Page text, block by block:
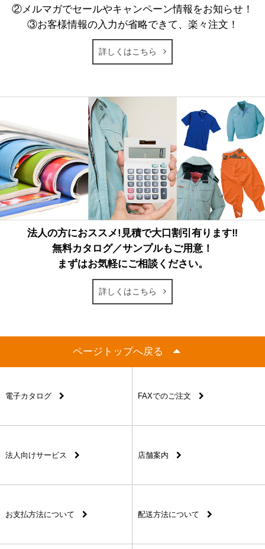
②メルマガでセールやキャンペーン情報をお知らせ！
③お客様情報の入力が省略できて、楽々注文！
詳しくはこちら
法人の方におススメ!見積で大口割引有ります‼
無料カタログ／サンプルもご用意！
まずはお気軽にご相談ください。
詳しくはこちら
ページトップへ戻る
電子カタログ FAXでのご注文
法人向けサービス 店舗案内
お支払方法について 配送方法について